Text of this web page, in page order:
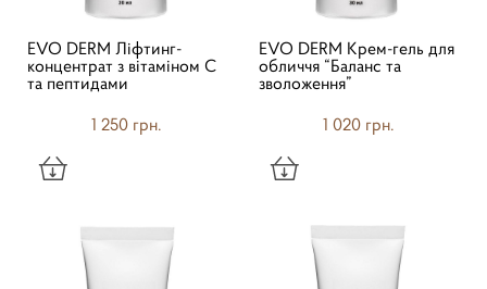
EVO DERM Ліфтинг-
концентрат з вітаміном С
та пептидами
1 250 грн.
EVO DERM Крем-гель для
обличчя “Баланс та
зволоження”
1 020 грн.